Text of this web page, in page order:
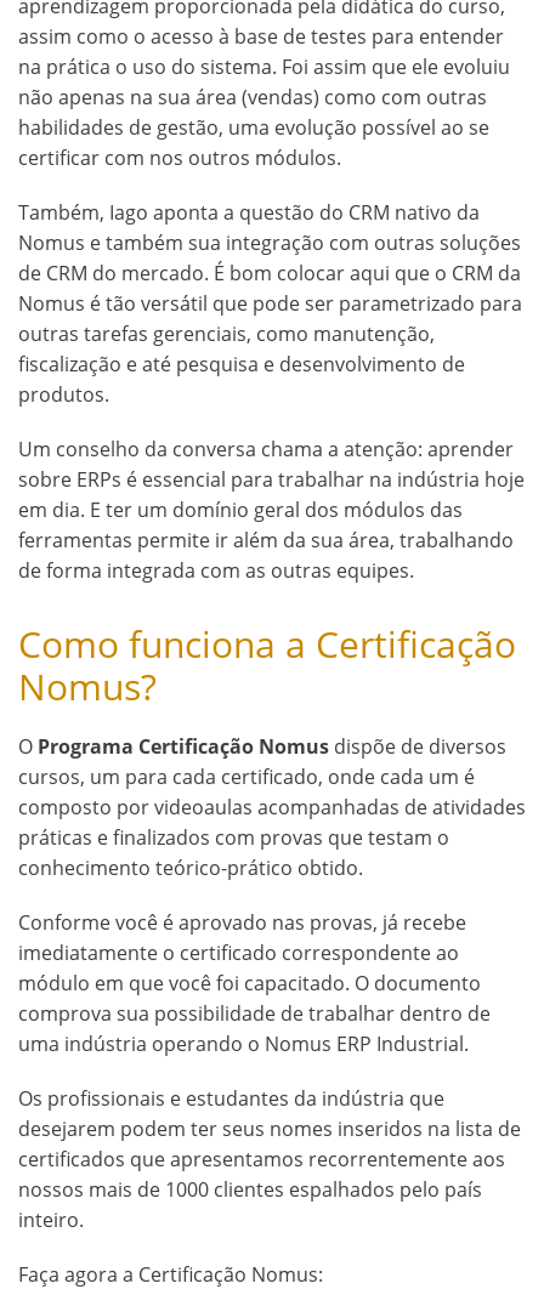
aprendizagem proporcionada pela didática do curso,
assim como o acesso à base de testes para entender
na prática o uso do sistema. Foi assim que ele evoluiu
não apenas na sua área (vendas) como com outras
habilidades de gestão, uma evolução possível ao se
certificar com nos outros módulos.
Também, Iago aponta a questão do CRM nativo da
Nomus e também sua integração com outras soluções
de CRM do mercado. É bom colocar aqui que o CRM da
Nomus é tão versátil que pode ser parametrizado para
outras tarefas gerenciais, como manutenção,
fiscalização e até pesquisa e desenvolvimento de
produtos.
Um conselho da conversa chama a atenção: aprender
sobre ERPs é essencial para trabalhar na indústria hoje
em dia. E ter um domínio geral dos módulos das
ferramentas permite ir além da sua área, trabalhando
de forma integrada com as outras equipes.
Como funciona a Certificação
Nomus?
O Programa Certificação Nomus dispõe de diversos
cursos, um para cada certificado, onde cada um é
composto por videoaulas acompanhadas de atividades
práticas e finalizados com provas que testam o
conhecimento teórico-prático obtido.
Conforme você é aprovado nas provas, já recebe
imediatamente o certificado correspondente ao
módulo em que você foi capacitado. O documento
comprova sua possibilidade de trabalhar dentro de
uma indústria operando o Nomus ERP Industrial.
Os profissionais e estudantes da indústria que
desejarem podem ter seus nomes inseridos na lista de
certificados que apresentamos recorrentemente aos
nossos mais de 1000 clientes espalhados pelo país
inteiro.
Faça agora a Certificação Nomus: